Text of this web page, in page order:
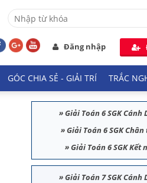
Đăng nhập
GÓC CHIA SẺ - GIẢI TRÍ TRẮC
»Giải Toán 6 SGK Cánh
»Giải Toán 6 SGK
»Giải Toán 6 SGK Kết
»Giải Toán 7 SGK Cánh